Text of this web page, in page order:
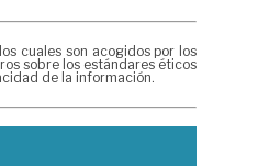
cuales son acogidos por los
sobre los estándares éticos
de la información.